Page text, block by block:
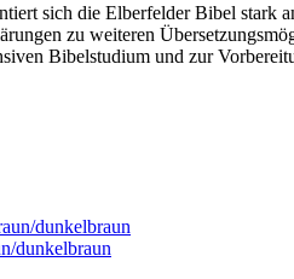
sich die Elberfelder Bibel
zu weiteren
Bibelstudium und zur
dunkelbraun